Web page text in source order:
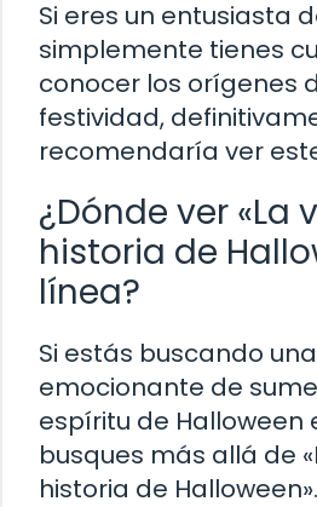
Si eres un entusiasta
simplemente tienes
conocer los orígenes
festividad,
recomendaría ver
¿Dónde ver «La
historia de
línea?
Si estás buscando
emocionante de
espíritu de Halloween
busques más allá de
historia de Halloween».